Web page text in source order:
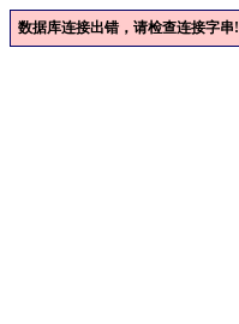
数据库连接出错，请检查连接字串!